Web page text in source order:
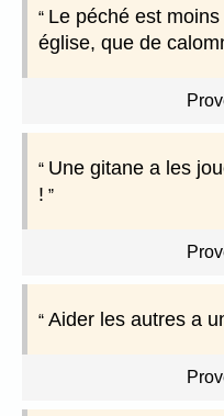
Le péché est
église, que de
Une gitane a les
!
Aider les autres a